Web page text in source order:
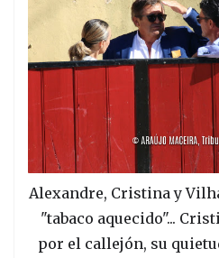
Alexandre, Cristina y
"tabaco aquecido"...
por el callejón, su